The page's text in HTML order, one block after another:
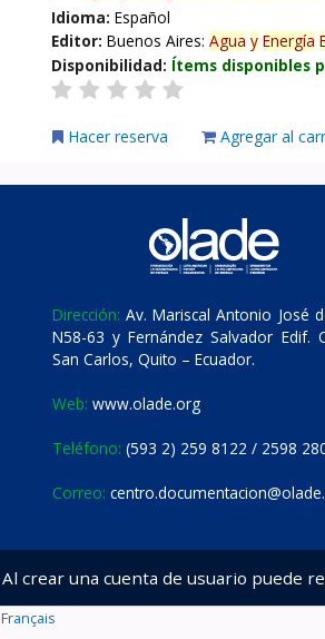
Idioma:Español
Editor:Buenos Aires:Agua y Energía
Disponibilidad: Ítems disponibles
Hacer reserva Agregar al
Dirección: Av. Mariscal Antonio José
N58-63 y Fernández Salvador Edif.
San Carlos, Quito – Ecuador.
Web: www.olade.org
Teléfono: (593 2) 259 8122 / 2598
Correo:
Al crear una cuenta de usuario puede
Français